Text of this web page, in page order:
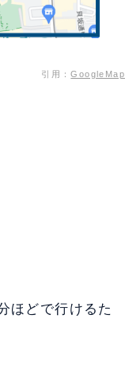
引用：GoogleMap
ほどで行けるた